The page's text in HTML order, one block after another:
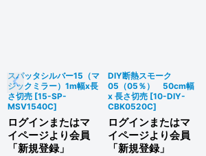
スパッタシルバー15（マ
ジックミラー）1m幅x長
さ切売 [15-SP-
MSV1540C]
ログインまたはマ
イページより会員
「新規登録」
DIY断熱スモーク
05（05％） 50cm幅
x 長さ切売 [10-DIY-
CBK0520C]
ログインまたはマ
イページより会員
「新規登録」